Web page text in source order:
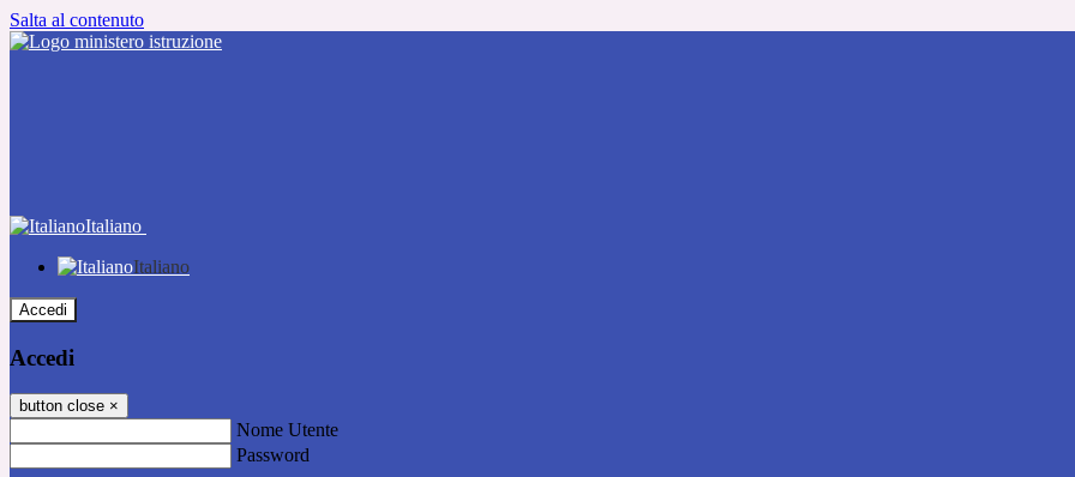
Salta al contenuto
Italiano
Italiano
Accedi
Accedi
button close ×
Nome Utente
Password